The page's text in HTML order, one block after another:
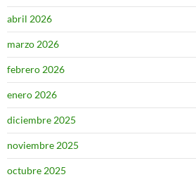
abril 2026
marzo 2026
febrero 2026
enero 2026
diciembre 2025
noviembre 2025
octubre 2025